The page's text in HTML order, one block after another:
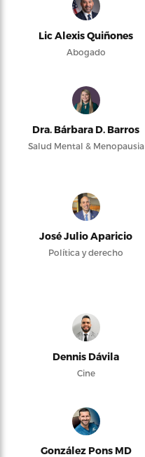
Lic Alexis Quiñones
Abogado
Dra. Bárbara D. Barros
Salud Mental & Menopausia
José Julio Aparicio
Política y derecho
Dennis Dávila
Cine
González Pons MD